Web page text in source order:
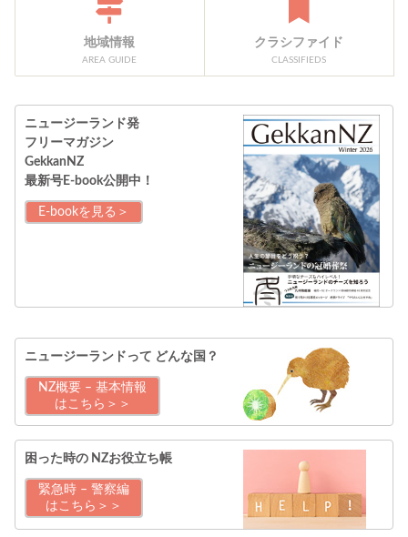
地域情報
AREA GUIDE
クラシファイド
CLASSIFIEDS
ニュージーランド発
フリーマガジン
GekkanNZ
最新号E-book公開中！
E-bookを見る＞
ニュージーランドって どんな国？
NZ概要 – 基本情報
はこちら＞＞
困った時の NZお役立ち帳
緊急時 – 警察編
はこちら＞＞